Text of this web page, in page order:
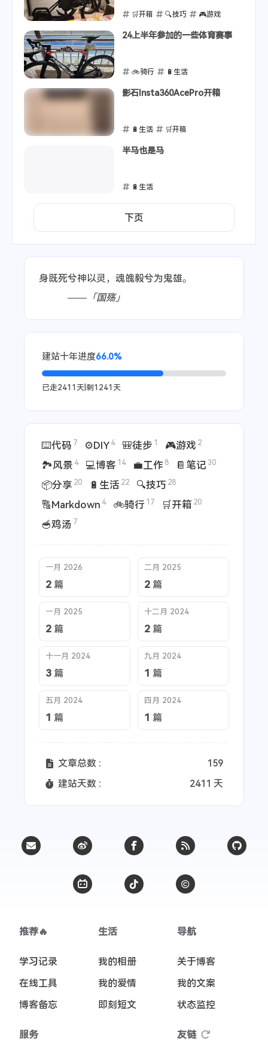
🛒开箱 🔍技巧 🎮游戏
2024-11-16
24上半年参加的一些体育赛事
🚲骑行 🔋生活
2024-05-20
影石Insta360AcePro开箱
🔋生活 🛒开箱
2024-03-13
半马也是马
🔋生活
下页
⌨️代码 7 ⚙️DIY 4 🎒徒步 1 🎮游戏 2
🏞️风景 4 💻博客 14 💼工作 8 📔笔记 30
📦分享 20 🔋生活 22 🔍技巧 28
🔠Markdown 4 🚲骑行 17 🛒开箱 20
🥣鸡汤 7
一月 2026
2 篇
二月 2025
2 篇
一月 2025
2 篇
十二月 2024
2 篇
十一月 2024
3 篇
九月 2024
1 篇
五月 2024
1 篇
四月 2024
1 篇
文章总数 :
159
建站天数 :
2411 天
身既死兮神以灵，魂魄毅兮为鬼雄。
——「国殇」
建站十年进度66.0%
已走2411 天|剩 1241 天
推荐🔥
学习记录
在线工具
博客备忘
生活
我的相册
我的爱情
即刻短文
导航
关于博客
我的文案
状态监控
服务 友链